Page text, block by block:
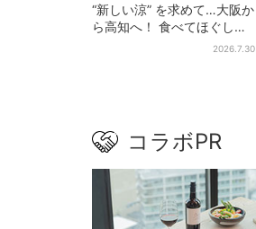
“新しい涼” を求めて…大阪か
ら高知へ！ 食べてほぐして
「仁淀ブルー」でととのう
2026.7.30
コラボPR